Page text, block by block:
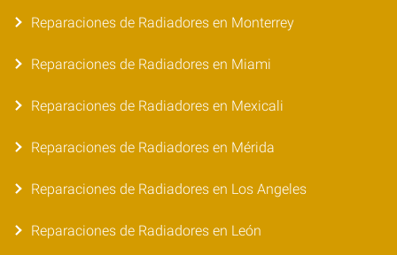
Reparaciones de Radiadores en Monterrey
Reparaciones de Radiadores en Miami
Reparaciones de Radiadores en Mexicali
Reparaciones de Radiadores en Mérida
Reparaciones de Radiadores en Los Angeles
Reparaciones de Radiadores en León